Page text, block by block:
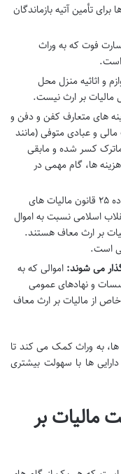
تأمین آتیه بازماندگان
فوت که به وراث
است.
و اثاثیه منزل محل
مالیات بر ارث نیست.
های متعارف کفن و دفن و
و عبادی متوفی (مانند
ماترک کسر شده و مابقی
ها، گام مهمی در
بر اساس ماده ۲۵ قانون مالیات های
اسلامی نسبت به اموال
بر ارث معاف هستند.
است.
می شوند: اموالی که به
و نهادهای عمومی
از مالیات بر ارث معاف
به وراث کمک می کند تا
ها با سهولت بیشتری
مالیات بر